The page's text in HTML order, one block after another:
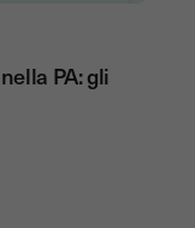
PA: gli